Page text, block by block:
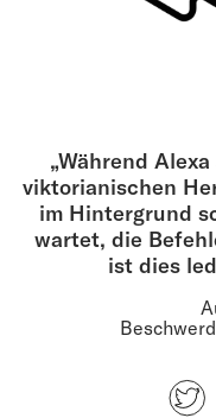
„Während
viktorianischen
im Hintergrund
wartet, die
ist dies